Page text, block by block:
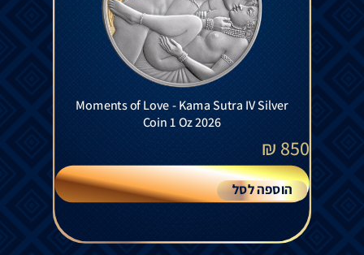
Moments of Love - Kama Sutra IV Silver
Coin 1 Oz 2026
850
₪
הוספה לסל